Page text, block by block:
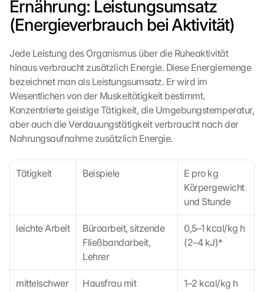
Ernährung: Leistungsumsatz
(Energieverbrauch bei Aktivität)
Jede Leistung des Organismus über die Ruheaktivität
hinaus verbraucht zusätzlich Energie. Diese Energiemenge
bezeichnet man als Leistungsumsatz. Er wird im
Wesentlichen von der Muskeltätigkeit bestimmt.
Konzentrierte geistige Tätigkeit, die Umgebungstemperatur,
aber auch die Verdauungstätigkeit verbraucht nach der
Nahrungsaufnahme zusätzlich Energie.
Tätigkeit Beispiele
E pro kg
Körpergewicht
und Stunde
leichte Arbeit
Büroarbeit, sitzende
Fließbandarbeit,
Lehrer
0,5–1 kcal/kg h
(2–4 kJ)*
mittelschwer
Hausfrau mit
1–2 kcal/kg h
t
z
s
h
i
r
m
s
t
i
m
d
L
a